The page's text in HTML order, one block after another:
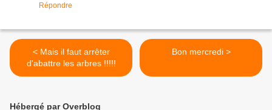
Répondre
< Mais il faut arrêter
d'abattre les arbres !!!!!
Bon mercredi >
Hébergé par Overblog